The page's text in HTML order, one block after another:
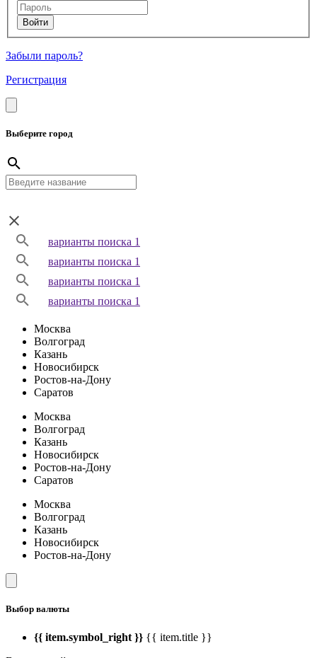
Забыли пароль?
Регистрация
Выберите город
варианты поиска 1
варианты поиска 1
варианты поиска 1
варианты поиска 1
Москва
Волгоград
Казань
Новосибирск
Ростов-на-Дону
Саратов
Москва
Волгоград
Казань
Новосибирск
Ростов-на-Дону
Саратов
Москва
Волгоград
Казань
Новосибирск
Ростов-на-Дону
Выбор валюты
{{ item.symbol_right }} {{ item.title }}